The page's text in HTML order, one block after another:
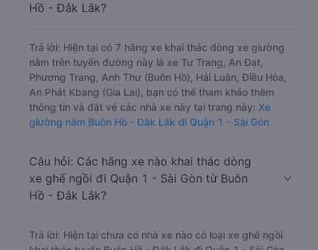
Hồ - Đắk Lắk?
Trả lời: Hiện tại có 7 hãng xe khai thác dòng xe giường
nằm trên tuyến đường này là xe Tư Trang, An Đạt,
Phương Trang, Anh Thư (Buôn Hồ), Hải Luân, Điều Hòa,
An Phát Kbang (Gia Lai), bạn có thể tham khảo thêm
thông tin và đặt vé các nhà xe này tại trang này: Xe
giường nằm Buôn Hồ - Đắk Lắk đi Quận 1 - Sài Gòn
Câu hỏi: Các hãng xe nào khai thác dòng
xe ghế ngồi đi Quận 1 - Sài Gòn từ Buôn
Hồ - Đắk Lắk?
Trả lời: Hiện tại chưa có nhà xe nào có loại xe ghế ngồi